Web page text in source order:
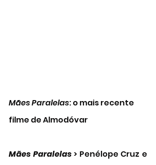
Mães Paralelas: o mais recente
filme de Almodóvar
Mães Paralelas > Penélope Cruz e